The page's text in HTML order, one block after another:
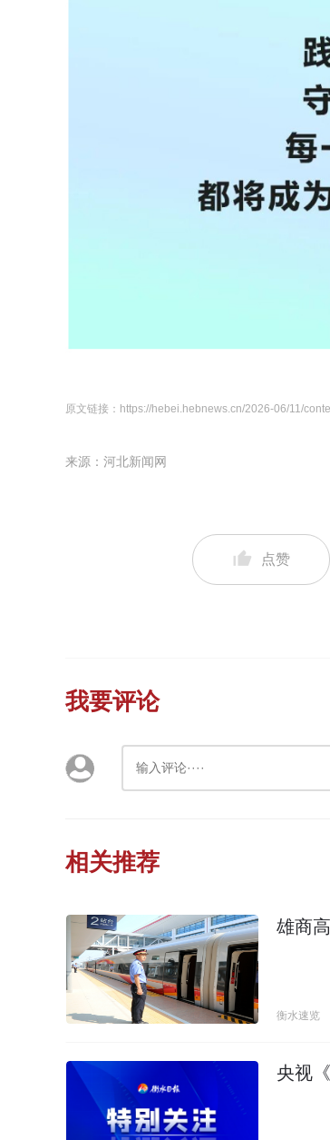
原文链接：https://hebei.hebnews.cn/2026-06/11/
来源：河北新闻网
点赞
我要评论
相关推荐
雄商
衡水速览
央视